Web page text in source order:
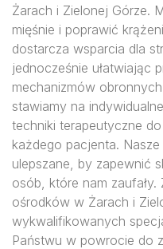
Żarach i Zielonej Górze.
mięśnie i poprawić
dostarcza wsparcia dla
jednocześnie ułatwiając
mechanizmów
stawiamy na
techniki terapeutyczne
każdego pacjenta. Nasze
ulepszane, by zapewnić
osób, które nam
ośrodków w Żarach i
wykwalifikowanych
Państwu w powrocie do